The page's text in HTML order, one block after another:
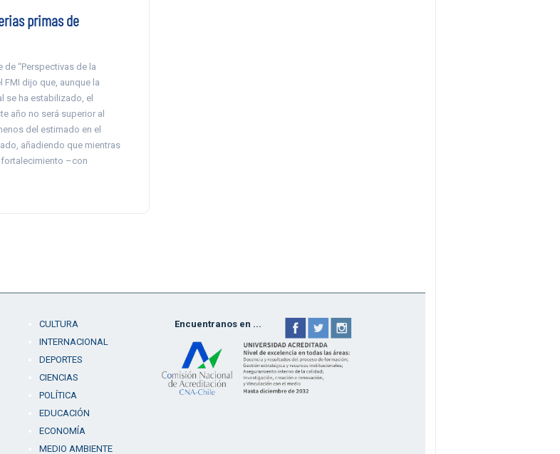
primas de
de “Perspectivas de la
FMI dijo que, aunque la
se ha estabilizado, el
año no será superior al
del estimado en el
añadiendo que mientras
fortalecimiento –con
CULTURA
INTERNACIONAL
DEPORTES
CIENCIAS
POLÍTICA
EDUCACIÓN
ECONOMÍA
MEDIO AMBIENTE
Encuentranos en ...